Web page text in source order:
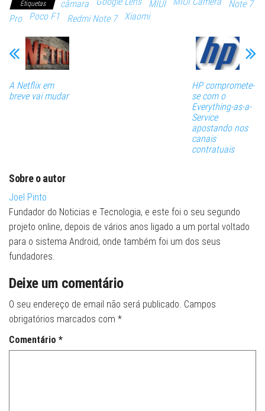
Etiquetas câmara MIUI
Note 7
Pro
Poco F1 Redmi Note 7 Xiaomi
A Netflix em
breve vai mudar
HP compromete-
se com o
Everything-as-a-
Service
apostando nos
canais
contratuais
Sobre o autor
Joel Pinto
Fundador do Noticias e Tecnologia, e este foi o seu segundo
projeto online, depois de vários anos ligado a um portal voltado
para o sistema Android, onde também foi um dos seus
fundadores.
Deixe um comentário
O seu endereço de email não será publicado. Campos
obrigatórios marcados com *
Comentário *